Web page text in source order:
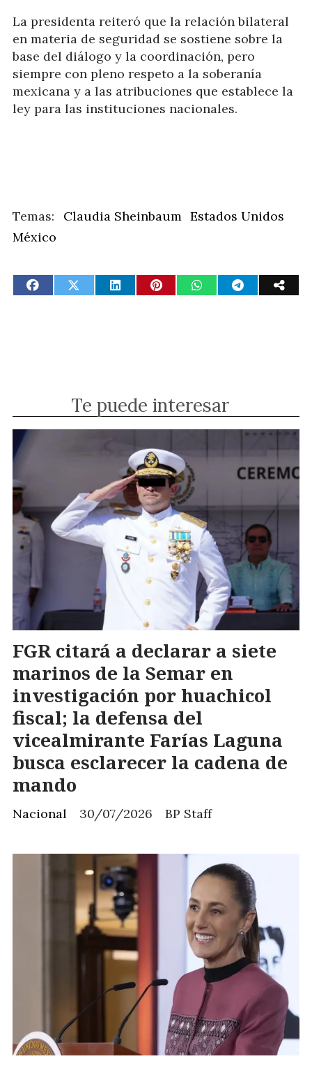
La presidenta reiteró que la relación bilateral
en materia de seguridad se sostiene sobre la
base del diálogo y la coordinación, pero
siempre con pleno respeto a la soberanía
mexicana y a las atribuciones que establece la
ley para las instituciones nacionales.
Claudia Sheinbaum Estados Unidos
México
Te puede interesar
FGR citará a declarar a siete
marinos de la Semar en
investigación por huachicol
fiscal; la defensa del
vicealmirante Farías Laguna
busca esclarecer la cadena de
mando
BP Staff
Nacional 30/07/2026